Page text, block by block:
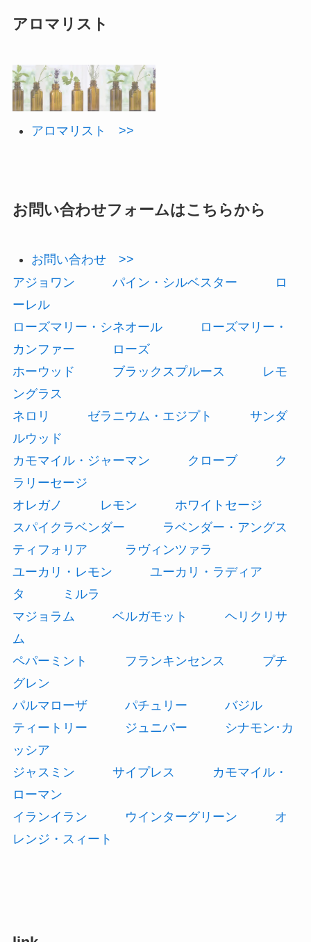
アロマリスト
アロマリスト >>
お問い合わせフォームはこちらから
お問い合わせ >>
アジョワン
パイン・シルベスター
ロ
ーレル
ローズマリー・シネオール
ローズマリー・
カンファー
ローズ
ホーウッド
ブラックスプルース
レモ
ングラス
ネロリ
ゼラニウム・エジプト
サンダ
ルウッド
カモマイル・ジャーマン
クローブ
ク
ラリーセージ
オレガノ
レモン
ホワイトセージ
スパイクラベンダー
ラベンダー・アングス
ティフォリア
ラヴィンツァラ
ユーカリ・レモン
ユーカリ・ラディア
タ
ミルラ
マジョラム
ベルガモット
ヘリクリサ
ム
ペパーミント
フランキンセンス
プチ
グレン
パルマローザ
パチュリー
バジル
ティートリー
ジュニパー
シナモン･カ
ッシア
ジャスミン
サイプレス
カモマイル・
ローマン
イランイラン
ウインターグリーン
オ
レンジ・スィート